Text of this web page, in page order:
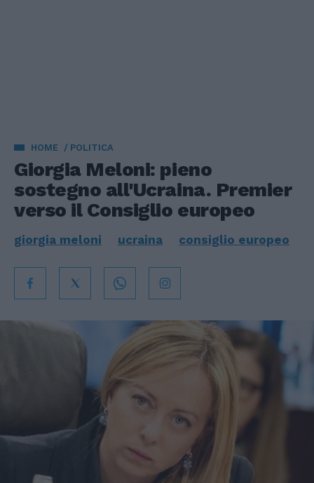
HOME POLITICA
Giorgia Meloni: pieno
sostegno all'Ucraina. Premier
verso il Consiglio europeo
giorgia meloni ucraina consiglio europeo